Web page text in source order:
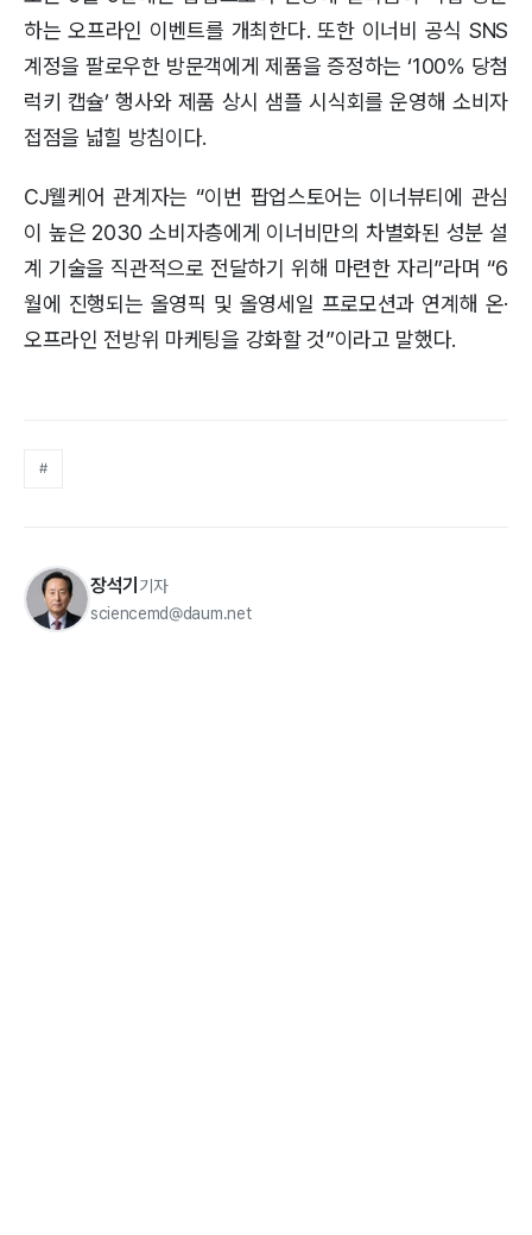
하는 오프라인 이벤트를 개최한다. 또한 이너비 공식 SNS
계정을 팔로우한 방문객에게 제품을 증정하는 ‘100% 당첨
럭키 캡슐’ 행사와 제품 상시 샘플 시식회를 운영해 소비자
접점을 넓힐 방침이다.
CJ웰케어 관계자는 “이번 팝업스토어는 이너뷰티에 관심
이 높은 2030 소비자층에게 이너비만의 차별화된 성분 설
계 기술을 직관적으로 전달하기 위해 마련한 자리”라며 “6
월에 진행되는 올영픽 및 올영세일 프로모션과 연계해 온·
오프라인 전방위 마케팅을 강화할 것”이라고 말했다.
#
장석기 기자
sciencemd@daum.net